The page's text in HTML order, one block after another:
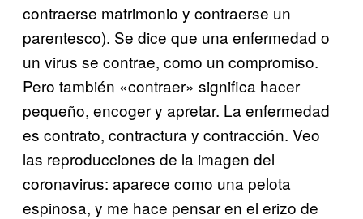
contraerse matrimonio y contraerse un
parentesco). Se dice que una enfermedad o
un virus se contrae, como un compromiso.
Pero también «contraer» significa hacer
pequeño, encoger y apretar. La enfermedad
es contrato, contractura y contracción. Veo
las reproducciones de la imagen del
coronavirus: aparece como una pelota
espinosa, y me hace pensar en el erizo de